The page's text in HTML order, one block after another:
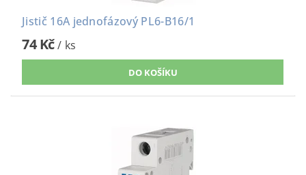
Jistič 16A jednofázový PL6-B16/1
74 Kč/ ks